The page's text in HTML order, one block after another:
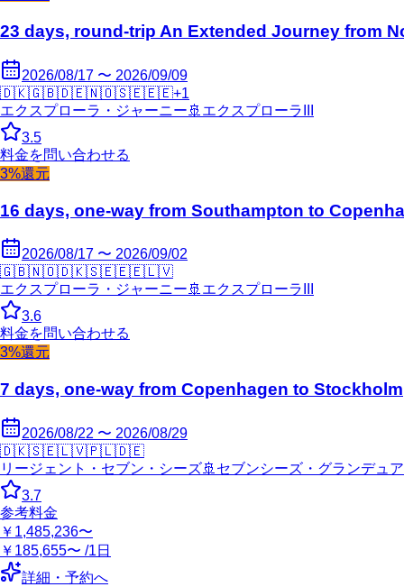
23 days, round-trip An Extended Journey from
2026/08/17 〜 2026/09/09
🇩🇰🇬🇧🇩🇪🇳🇴🇸🇪🇪🇪+1
エクスプローラ・ジャーニー 🚢 エクスプローラIII
3.5
料金を問い合わせる
3%還元
16 days, one-way from Southampton to
2026/08/17 〜 2026/09/02
🇬🇧🇳🇴🇩🇰🇸🇪🇪🇪🇱🇻
エクスプローラ・ジャーニー 🚢 エクスプローラIII
3.6
料金を問い合わせる
3%還元
7 days, one-way from Copenhagen to Stockholm
2026/08/22 〜 2026/08/29
🇩🇰🇸🇪🇱🇻🇵🇱🇩🇪
リージェント・セブン・シーズ🚢 セブンシーズ・グランデュ
3.7
参考料金
￥1,485,236〜
￥185,655〜 /1日
詳細・予約へ